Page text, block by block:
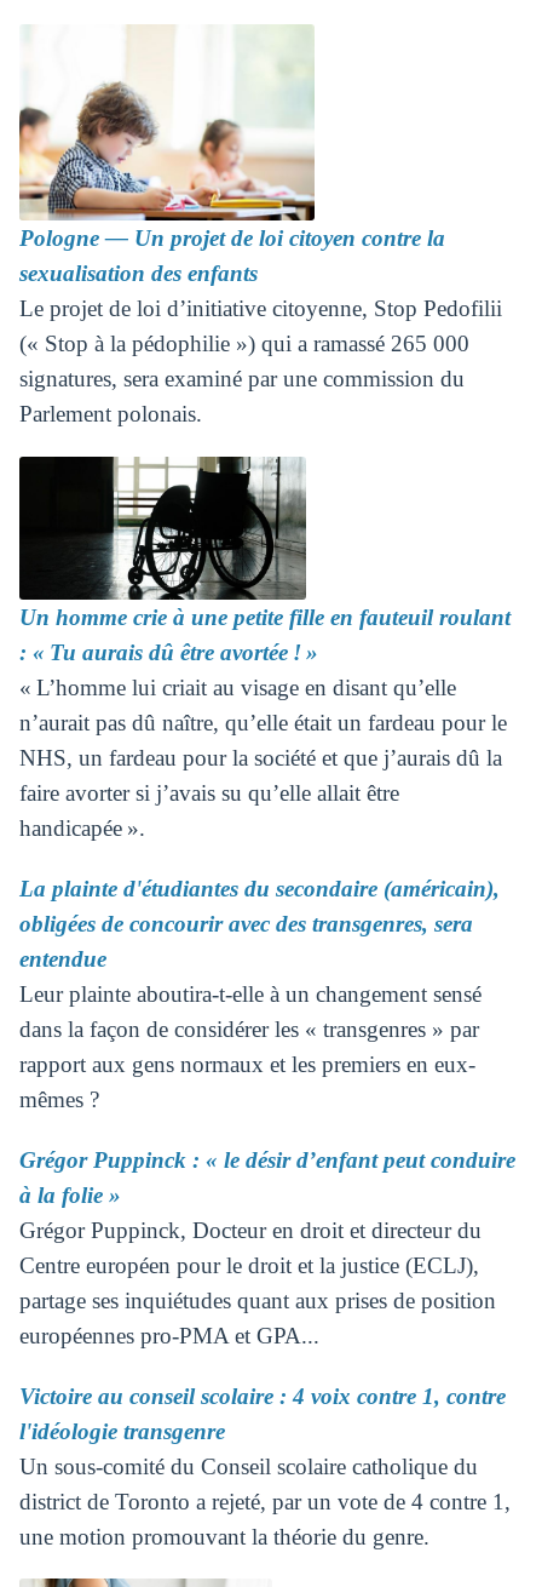
Pologne ― Un projet de loi citoyen contre la
sexualisation des enfants
Le projet de loi d’initiative citoyenne, Stop Pedofilii
(« Stop à la pédophilie ») qui a ramassé 265 000
signatures, sera examiné par une commission du
Parlement polonais.
Un homme crie à une petite fille en fauteuil roulant
: « Tu aurais dû être avortée ! »
« L’homme lui criait au visage en disant qu’elle
n’aurait pas dû naître, qu’elle était un fardeau pour le
NHS, un fardeau pour la société et que j’aurais dû la
faire avorter si j’avais su qu’elle allait être
handicapée ».
La plainte d'étudiantes du secondaire (américain),
obligées de concourir avec des transgenres, sera
entendue
Leur plainte aboutira-t-elle à un changement sensé
dans la façon de considérer les « transgenres » par
rapport aux gens normaux et les premiers en eux-
mêmes ?
Grégor Puppinck : « le désir d’enfant peut conduire
à la folie »
Grégor Puppinck, Docteur en droit et directeur du
Centre européen pour le droit et la justice (ECLJ),
partage ses inquiétudes quant aux prises de position
européennes pro-PMA et GPA...
Victoire au conseil scolaire : 4 voix contre 1, contre
l'idéologie transgenre
Un sous-comité du Conseil scolaire catholique du
district de Toronto a rejeté, par un vote de 4 contre 1,
une motion promouvant la théorie du genre.